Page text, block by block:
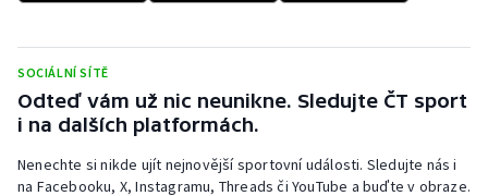
Stolní tenis
Triatlon
Veslování
SOCIÁLNÍ SÍTĚ
Odteď vám už nic neunikne. Sledujte ČT sport
i na dalších platformách.
Nenechte si nikde ujít nejnovější sportovní události. Sledujte nás i
na Facebooku, X, Instagramu, Threads či YouTube a buďte v obraze.